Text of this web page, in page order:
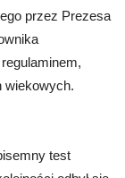
przez Prezesa
wiekowych.
test